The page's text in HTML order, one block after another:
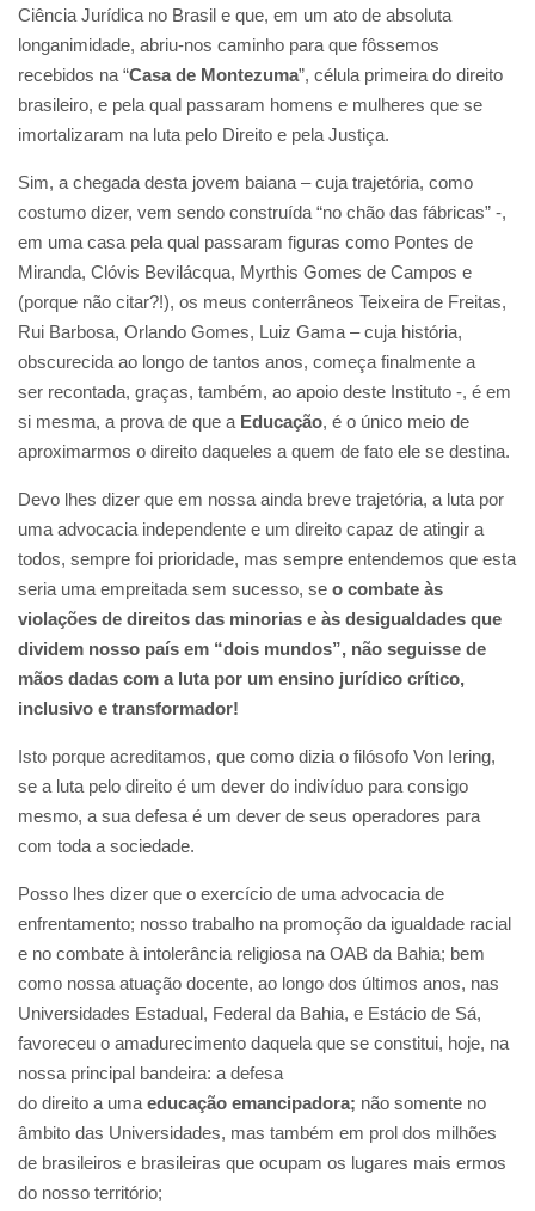
Ciência Jurídica no Brasil e que, em um ato de absoluta
longanimidade, abriu-nos caminho para que fôssemos
recebidos na “Casa de Montezuma”, célula primeira do direito
brasileiro, e pela qual passaram homens e mulheres que se
imortalizaram na luta pelo Direito e pela Justiça.
Sim, a chegada desta jovem baiana – cuja trajetória, como
costumo dizer, vem sendo construída “no chão das fábricas” -,
em uma casa pela qual passaram figuras como Pontes de
Miranda, Clóvis Bevilácqua, Myrthis Gomes de Campos e
(porque não citar?!), os meus conterrâneos Teixeira de Freitas,
Rui Barbosa, Orlando Gomes, Luiz Gama – cuja história,
obscurecida ao longo de tantos anos, começa finalmente a
ser recontada, graças, também, ao apoio deste Instituto -, é em
si mesma, a prova de que a Educação, é o único meio de
aproximarmos o direito daqueles a quem de fato ele se destina.
Devo lhes dizer que em nossa ainda breve trajetória, a luta por
uma advocacia independente e um direito capaz de atingir a
todos, sempre foi prioridade, mas sempre entendemos que esta
seria uma empreitada sem sucesso, se o combate às
violações de direitos das minorias e às desigualdades que
dividem nosso país em “dois mundos”, não seguisse de
mãos dadas com a luta por um ensino jurídico crítico,
inclusivo e transformador!
Isto porque acreditamos, que como dizia o filósofo Von Iering,
se a luta pelo direito é um dever do indivíduo para consigo
mesmo, a sua defesa é um dever de seus operadores para
com toda a sociedade.
Posso lhes dizer que o exercício de uma advocacia de
enfrentamento; nosso trabalho na promoção da igualdade racial
e no combate à intolerância religiosa na OAB da Bahia; bem
como nossa atuação docente, ao longo dos últimos anos, nas
Universidades Estadual, Federal da Bahia, e Estácio de Sá,
favoreceu o amadurecimento daquela que se constitui, hoje, na
nossa principal bandeira: a defesa
do direito a uma educação emancipadora; não somente no
âmbito das Universidades, mas também em prol dos milhões
de brasileiros e brasileiras que ocupam os lugares mais ermos
do nosso território;